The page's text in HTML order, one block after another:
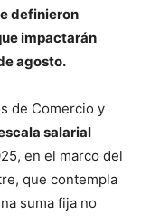
definieron
impactarán
agosto.
de Comercio y
salarial
en el marco del
que contempla
suma fija no